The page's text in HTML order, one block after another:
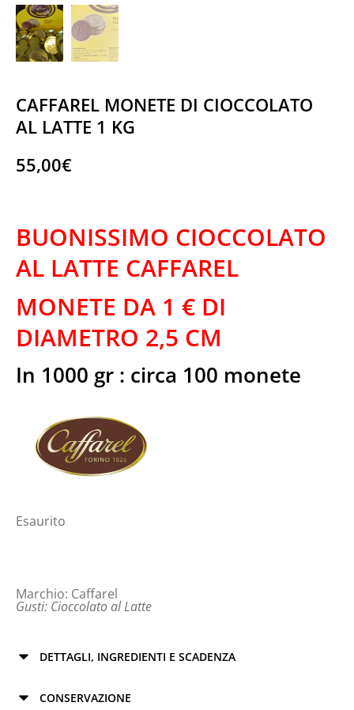
CAFFAREL MONETE DI CIOCCOLATO
AL LATTE 1 KG
55,00€
BUONISSIMO CIOCCOLATO
AL LATTE CAFFAREL
MONETE DA 1 € DI
DIAMETRO 2,5 CM
In 1000 gr : circa 100 monete
Esaurito
Marchio: Caffarel
Gusti: Cioccolato al Latte
DETTAGLI, INGREDIENTI E SCADENZA
CONSERVAZIONE